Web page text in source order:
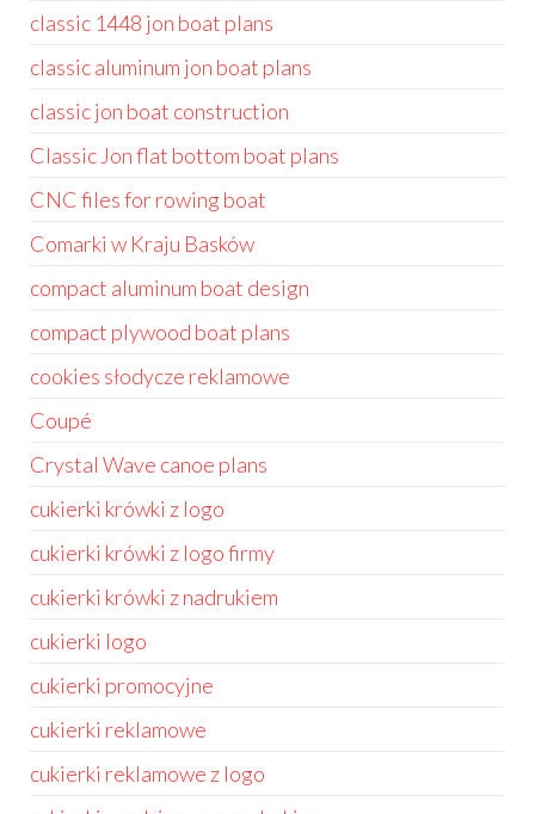
classic 1448 jon boat plans
classic aluminum jon boat plans
classic jon boat construction
Classic Jon flat bottom boat plans
CNC files for rowing boat
Comarki w Kraju Basków
compact aluminum boat design
compact plywood boat plans
cookies słodycze reklamowe
Coupé
Crystal Wave canoe plans
cukierki krówki z logo
cukierki krówki z logo firmy
cukierki krówki z nadrukiem
cukierki logo
cukierki promocyjne
cukierki reklamowe
cukierki reklamowe z logo